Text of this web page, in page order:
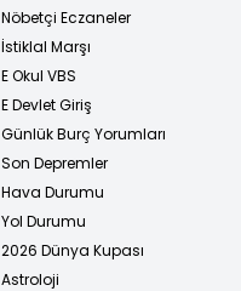
Nöbetçi Eczaneler
İstiklal Marşı
E Okul VBS
E Devlet Giriş
Günlük Burç Yorumları
Son Depremler
Hava Durumu
Yol Durumu
2026 Dünya Kupası
Astroloji